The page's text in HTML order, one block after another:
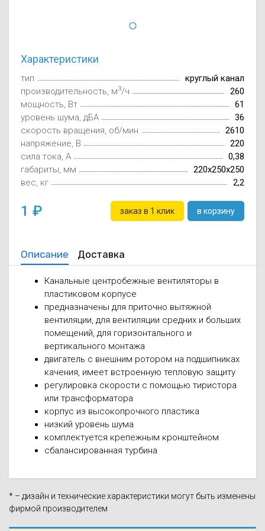
Характеристики
тип
круглый канал
производительность, м3/ч
260
мощность, Вт
61
уровень шума, дБА
36
скорость вращения, об/мин
2610
напряжение, В
220
сила тока, А
0,38
габариты, мм
220x250x250
вес, кг
2,2
1 заказ в 1 клик в корзину
Описание Доставка
Канальные центробежные вентиляторы в
пластиковом корпусе
предназначены для приточно вытяжной
вентиляции, для вентиляции средних и больших
помещений, для горизонтального и
вертикального монтажа
двигатель с внешним ротором на подшипниках
качения, имеет встроенную тепловую защиту
регулировка скорости с помощью тиристора
или трансформатора
корпус из высокопрочного пластика
низкий уровень шума
комплектуется крепежным кронштейном
сбалансированная турбина
* – дизайн и технические характеристики могут быть изменены
фирмой производителем